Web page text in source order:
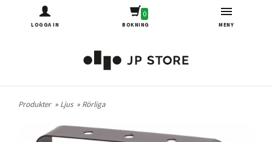
LOGGA IN
0
BOKNING MENY
Produkter » Ljus » Rörliga